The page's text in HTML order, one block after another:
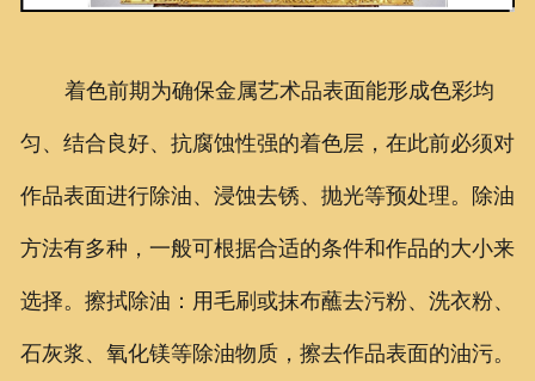
着色前期为确保金属艺术品表面能形成色彩均
匀、结合良好、抗腐蚀性强的着色层，在此前必须对
作品表面进行除油、浸蚀去锈、抛光等预处理。除油
方法有多种，一般可根据合适的条件和作品的大小来
选择。擦拭除油：用毛刷或抹布蘸去污粉、洗衣粉、
石灰浆、氧化镁等除油物质，擦去作品表面的油污。